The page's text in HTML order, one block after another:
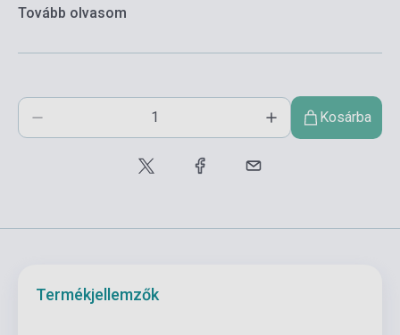
Tovább olvasom
Kosárba
Termékjellemzők